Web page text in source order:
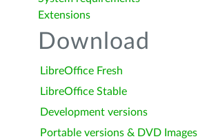
Extensions
Download
LibreOffice Fresh
LibreOffice Stable
Development versions
Portable versions & DVD Images